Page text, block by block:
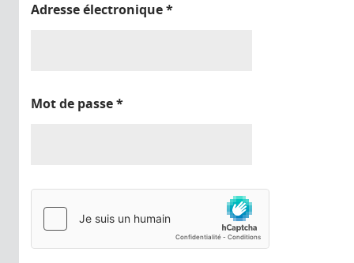
Adresse électronique*
Mot de passe*